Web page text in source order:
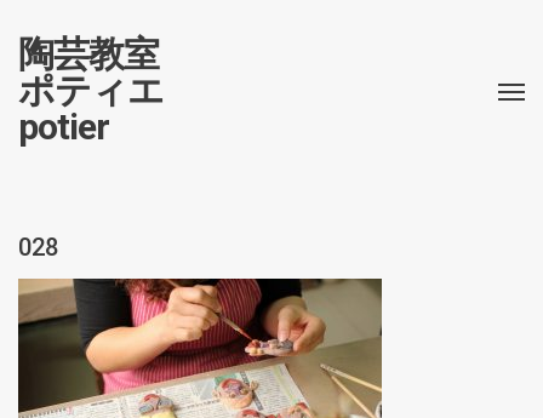
陶芸教室
ポティエ
potier
028